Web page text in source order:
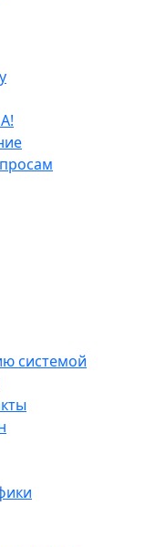
системой